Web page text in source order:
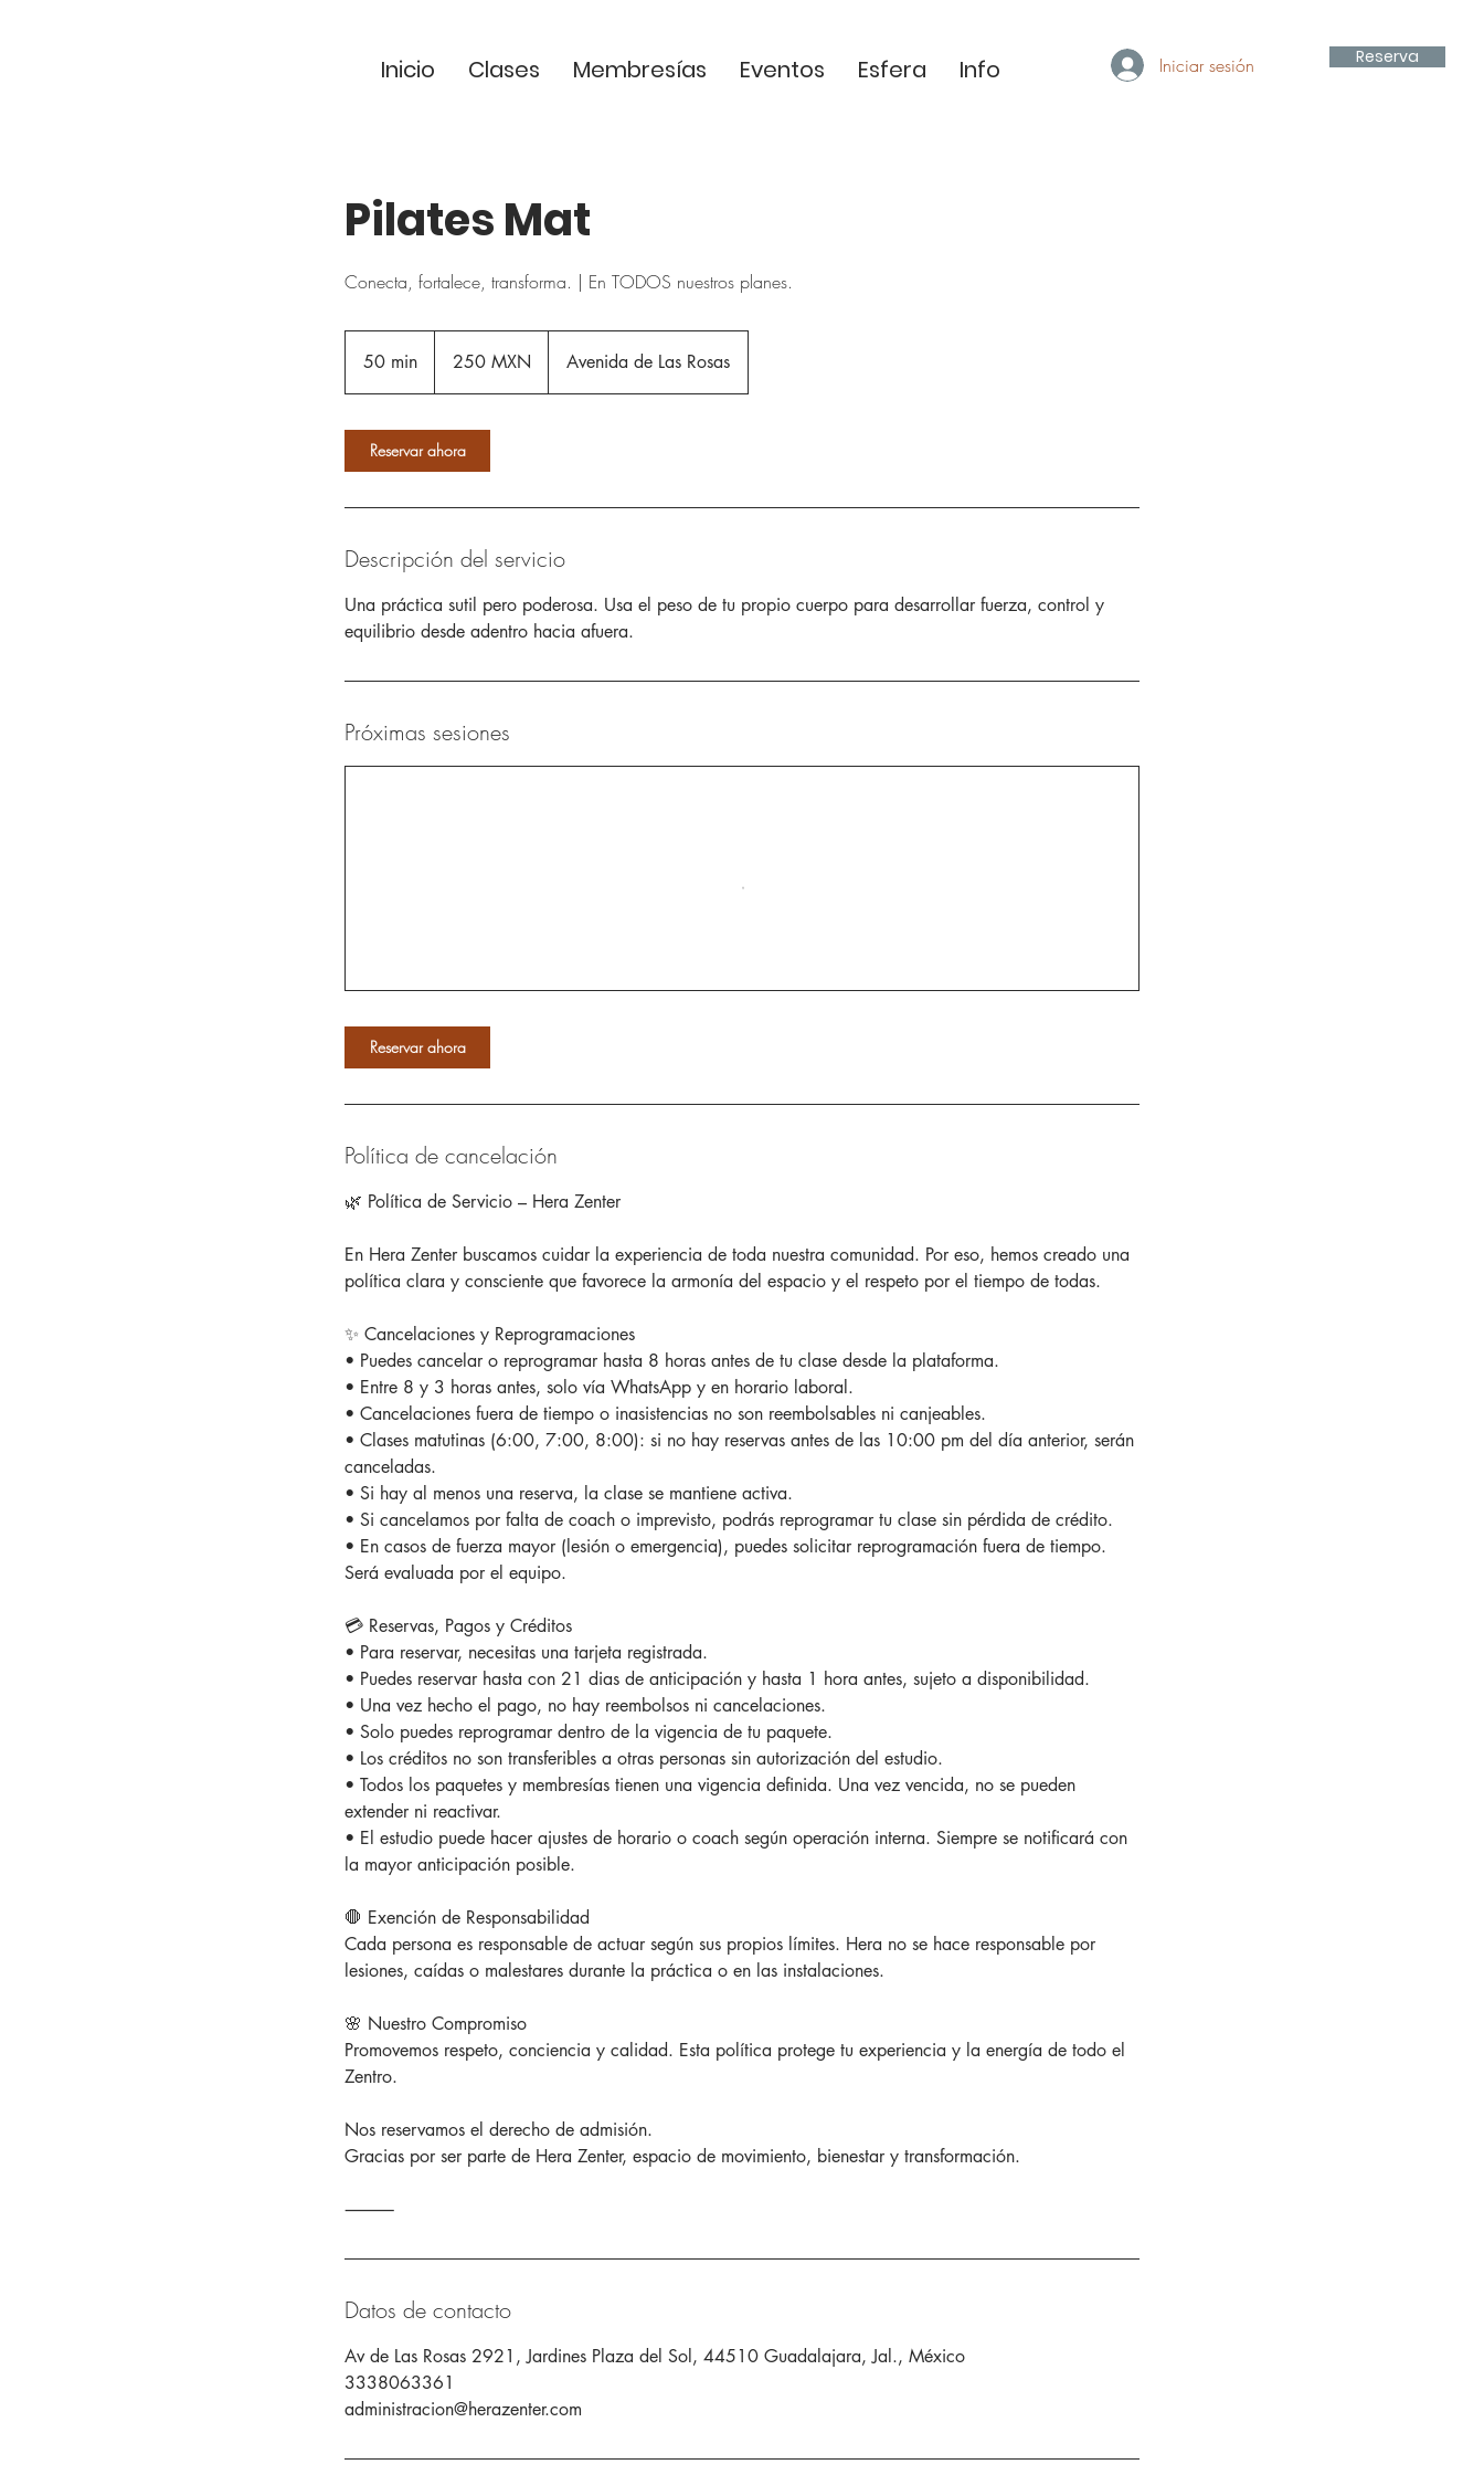
Inicio Clases Membresías Eventos Esfera Info Iniciar sesión Reserva
Pilates Mat
Conecta, fortalece, transforma. | En TODOS nuestros planes.
50 min
0
i
mexicanos
250 MXN Avenida de Las Rosas
Reservar ahora
Descripción del servicio
Una práctica sutil pero poderosa. Usa el peso de tu propio cuerpo para desarrollar fuerza, control y
equilibrio desde adentro hacia afuera.
Próximas sesiones
Reservar ahora
Política de cancelación
🌿 Política de Servicio – Hera Zenter
En Hera Zenter buscamos cuidar la experiencia de toda nuestra comunidad. Por eso, hemos creado una
política clara y consciente que favorece la armonía del espacio y el respeto por el tiempo de todas.
✨ Cancelaciones y Reprogramaciones
• Puedes cancelar o reprogramar hasta 8 horas antes de tu clase desde la plataforma.
• Entre 8 y 3 horas antes, solo vía WhatsApp y en horario laboral.
• Cancelaciones fuera de tiempo o inasistencias no son reembolsables ni canjeables.
• Clases matutinas (6:00, 7:00, 8:00): si no hay reservas antes de las 10:00 pm del día anterior, serán
canceladas.
• Si hay al menos una reserva, la clase se mantiene activa.
• Si cancelamos por falta de coach o imprevisto, podrás reprogramar tu clase sin pérdida de crédito.
• En casos de fuerza mayor (lesión o emergencia), puedes solicitar reprogramación fuera de tiempo.
Será evaluada por el equipo.
💳 Reservas, Pagos y Créditos
• Para reservar, necesitas una tarjeta registrada.
• Puedes reservar hasta con 21 dias de anticipación y hasta 1 hora antes, sujeto a disponibilidad.
• Una vez hecho el pago, no hay reembolsos ni cancelaciones.
• Solo puedes reprogramar dentro de la vigencia de tu paquete.
• Los créditos no son transferibles a otras personas sin autorización del estudio.
• Todos los paquetes y membresías tienen una vigencia definida. Una vez vencida, no se pueden
extender ni reactivar.
• El estudio puede hacer ajustes de horario o coach según operación interna. Siempre se notificará con
la mayor anticipación posible.
🛑 Exención de Responsabilidad
Cada persona es responsable de actuar según sus propios límites. Hera no se hace responsable por
lesiones, caídas o malestares durante la práctica o en las instalaciones.
🌸 Nuestro Compromiso
Promovemos respeto, conciencia y calidad. Esta política protege tu experiencia y la energía de todo el
Zentro.
Nos reservamos el derecho de admisión.
Gracias por ser parte de Hera Zenter, espacio de movimiento, bienestar y transformación.
Datos de contacto
Av de Las Rosas 2921, Jardines Plaza del Sol, 44510 Guadalajara, Jal., México
3338063361
administracion@herazenter.com